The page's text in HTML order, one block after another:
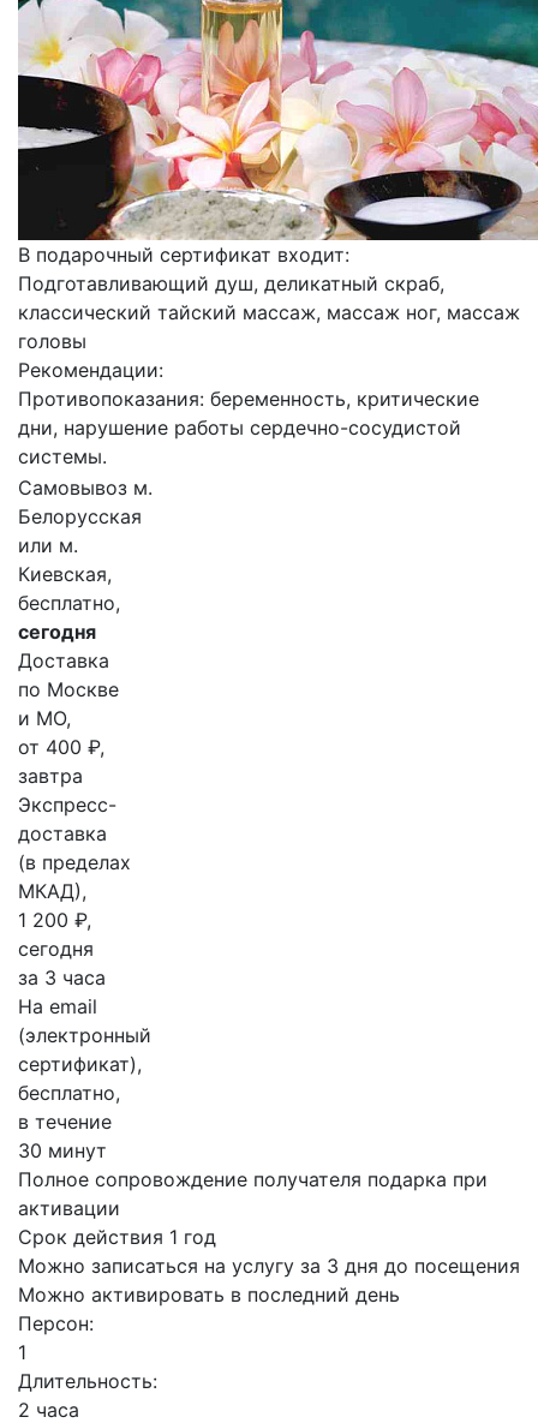
В подарочный сертификат входит:
Подготавливающий душ, деликатный скраб,
классический тайский массаж, массаж ног, массаж
головы
Рекомендации:
Противопоказания: беременность, критические
дни, нарушение работы сердечно-сосудистой
системы.
Самовывоз м.
Белорусская
или м.
Киевская,
бесплатно,
сегодня
Доставка
по Москве
и МО,
от 400 ₽,
завтра
Экспресс-
доставка
(в пределах
МКАД),
1 200 ₽,
сегодня
за 3 часа
На email
(электронный
сертификат),
бесплатно,
в течение
30 минут
Полное сопровождение получателя подарка при
активации
Срок действия 1 год
Можно записаться на услугу за 3 дня до посещения
Можно активировать в последний день
Персон:
1
Длительность:
2 часа